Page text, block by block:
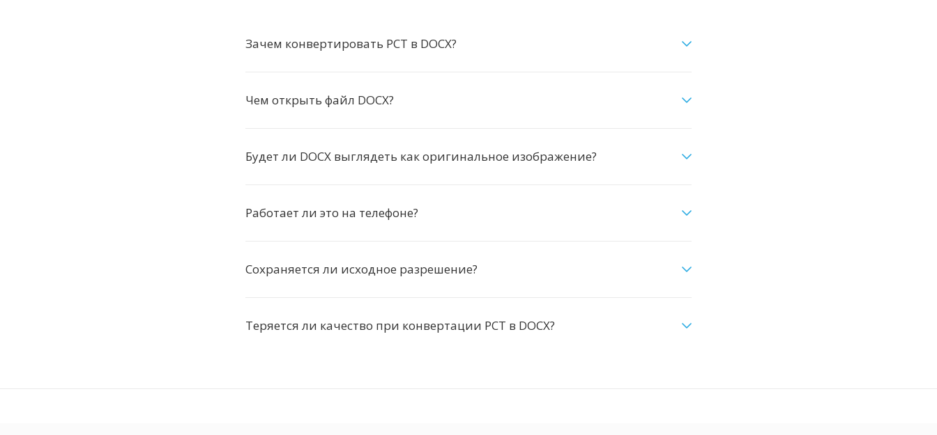
Зачем конвертировать PCT в DOCX?
Чем открыть файл DOCX?
Будет ли DOCX выглядеть как оригинальное изображение?
Работает ли это на телефоне?
Сохраняется ли исходное разрешение?
Теряется ли качество при конвертации PCT в DOCX?